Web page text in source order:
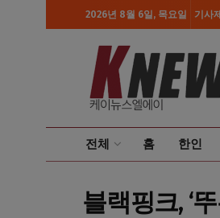
2026년 8월 6일, 목요일 기사
전체 홈 한인
블랙핑크, ‘